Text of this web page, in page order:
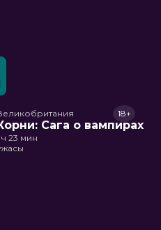
Сага о вампирах
18+
ч 23 мин